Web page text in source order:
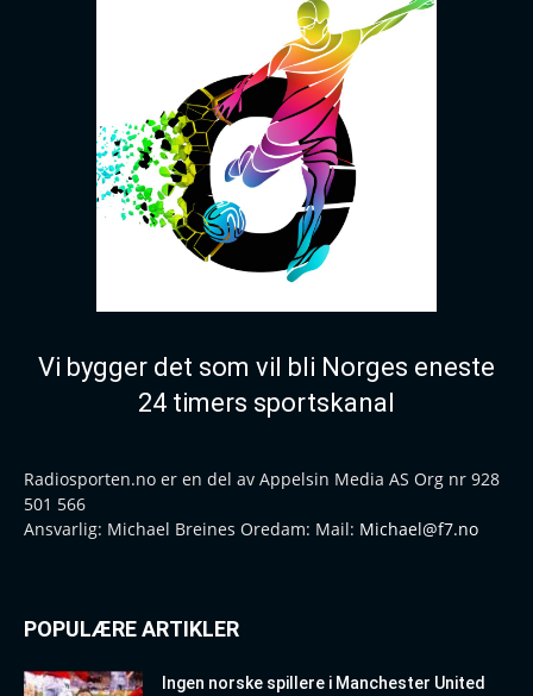
Vi bygger det som vil bli Norges eneste
24 timers sportskanal
Radiosporten.no er en del av Appelsin Media AS Org nr 928
501 566
Ansvarlig: Michael Breines Oredam: Mail: Michael@f7.no
POPULÆRE ARTIKLER
Ingen norske spillere i Manchester United